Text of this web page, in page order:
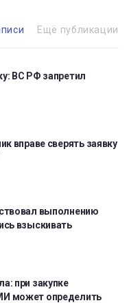
Ещё публикации
ВС РФ запретил
вправе сверять заявку
выполнению
взыскивать
при закупке
может определить